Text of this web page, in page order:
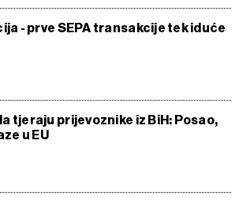
- prve SEPA transakcije tek iduće
tjeraju prijevoznike iz BiH: Posao,
u EU